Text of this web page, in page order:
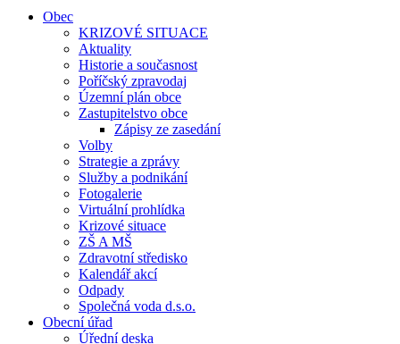
Obec
KRIZOVÉ SITUACE
Aktuality
Historie a současnost
Poříčský zpravodaj
Územní plán obce
Zastupitelstvo obce
Zápisy ze zasedání
Volby
Strategie a zprávy
Služby a podnikání
Fotogalerie
Virtuální prohlídka
Krizové situace
ZŠ A MŠ
Zdravotní středisko
Kalendář akcí
Odpady
Společná voda d.s.o.
Obecní úřad
Úřední deska